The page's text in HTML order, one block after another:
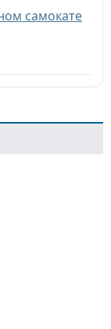
самокате